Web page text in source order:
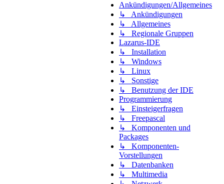
Ankündigungen/Allgemeines
↳ Ankündigungen
↳ Allgemeines
↳ Regionale Gruppen
Lazarus-IDE
↳ Installation
↳ Windows
↳ Linux
↳ Sonstige
↳ Benutzung der IDE
Programmierung
↳ Einsteigerfragen
↳ Freepascal
↳ Komponenten und
Packages
↳ Komponenten-
Vorstellungen
↳ Datenbanken
↳ Multimedia